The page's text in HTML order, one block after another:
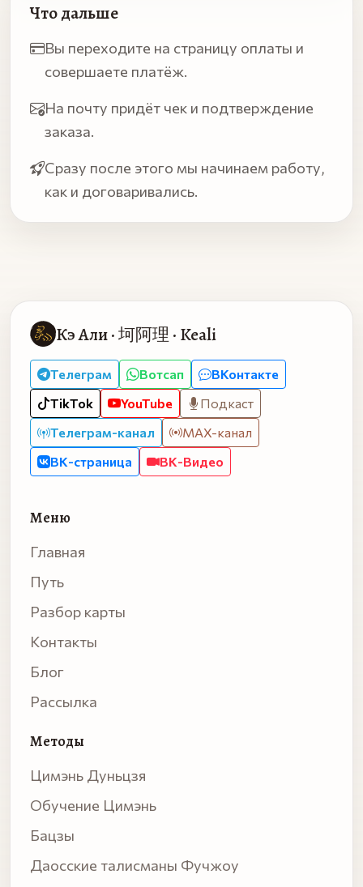
Что дальше
Вы переходите на страницу оплаты и
совершаете платёж.
На почту придёт чек и подтверждение
заказа.
Сразу после этого мы начинаем работу,
как и договаривались.
Кэ Али · 坷阿理 · Keali
Телеграм Вотсап
ВКонтакте
TikTok
YouTube
Подкаст
Телеграм-канал
MAX-канал
ВК-страница
ВК-Видео
Меню
Главная
Путь
Разбор карты
Контакты
Блог
Рассылка
Методы
Цимэнь Дуньцзя
Обучение Цимэнь
Бацзы
Даосские талисманы Фучжоу